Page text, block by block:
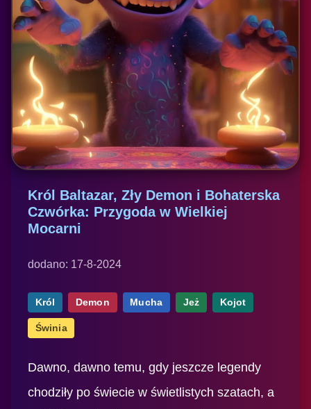
Król Baltazar, Zły Demon i Bohaterska
Czwórka: Przygoda w Wielkiej
Mocarni
dodano: 17-8-2024
Król Demon Mucha Jeż Kojot
Świnia
Dawno, dawno temu, gdy jeszcze legendy
chodziły po świecie w świetlistych szatach, a